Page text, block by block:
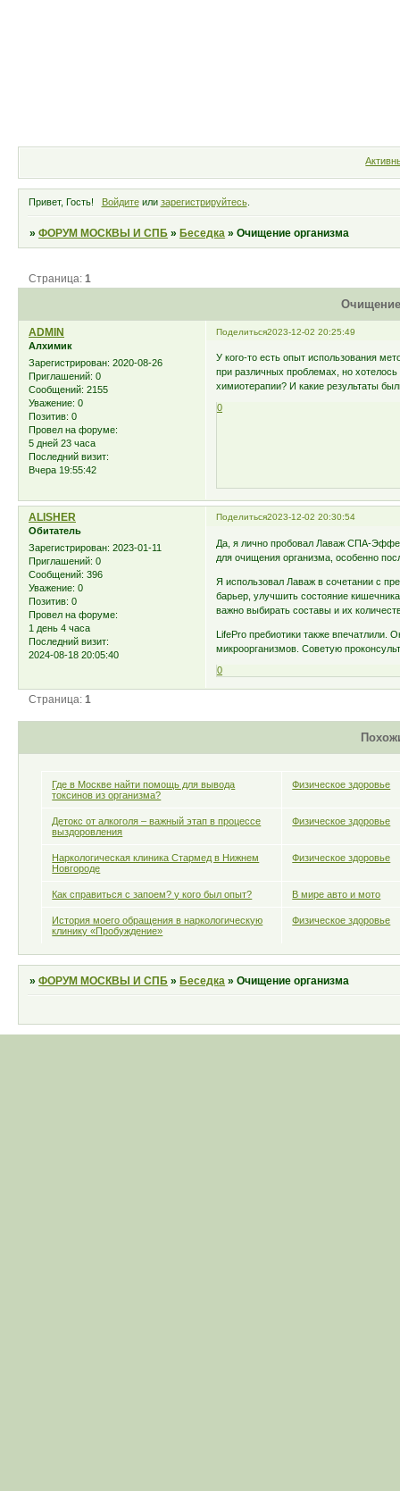
Привет, Гость! Войдитеили зарегистрируйтесь.
»ФОРУМ МОСКВЫ И СПБ »Беседка »Очищение организма
Страница:1
Поделиться2023-12-02 20:25:49
ADMIN
Алхимик
Зарегистрирован: 2020-08-26
Приглашений: 0
Сообщений: 2155
Уважение: 0
Позитив: 0
Провел на форуме:
5 дней 23 часа
Последний визит:
Вчера 19:55:42
У кого-то есть опыт использования
при различных проблемах, но
химиотерапии? И какие результаты
0
Поделиться2023-12-02 20:30:54
ALISHER
Обитатель
Зарегистрирован: 2023-01-11
Приглашений: 0
Сообщений: 396
Уважение: 0
Позитив: 0
Провел на форуме:
1 день 4 часа
Последний визит:
2024-08-18 20:05:40
Да, я лично пробовал Лаваж СПА-
для очищения организма, особенно
Я использовал Лаваж в сочетании с
барьер, улучшить состояние
важно выбирать составы и их
LifePro пребиотики также впечатлили.
микроорганизмов. Советую
0
Страница:1
Где в Москве найти помощь для вывода
токсинов из организма?
Физическое здоровье
Детокс от алкоголя – важный этап в процессе
выздоровления
Физическое здоровье
Наркологическая клиника Стармед в Нижнем
Новгороде
Физическое здоровье
Как справиться с запоем? у кого был опыт? В мире авто и мото
История моего обращения в наркологическую
клинику «Пробуждение»
Физическое здоровье
»ФОРУМ МОСКВЫ И СПБ »Беседка »Очищение организма